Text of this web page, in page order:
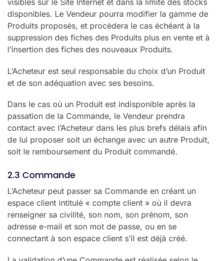
visibles sur le Site Internet et dans la limite des stocks
disponibles. Le Vendeur pourra modifier la gamme de
Produits proposés, et procèdera le cas échéant à la
suppression des fiches des Produits plus en vente et à
l’insertion des fiches des nouveaux Produits.
L’Acheteur est seul responsable du choix d’un Produit
et de son adéquation avec ses besoins.
Dans le cas où un Produit est indisponible après la
passation de la Commande, le Vendeur prendra
contact avec l’Acheteur dans les plus brefs délais afin
de lui proposer soit un échange avec un autre Produit,
soit le remboursement du Produit commandé.
2.3 Commande
L’Acheteur peut passer sa Commande en créant un
espace client intitulé « compte client » où il devra
renseigner sa civilité, son nom, son prénom, son
adresse e-mail et son mot de passe, ou en se
connectant à son espace client s’il est déjà créé.